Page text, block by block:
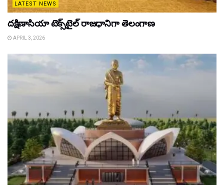
LATEST NEWS
దక్షిణాసియా టెక్స్‌టైల్ రాజధానిగా తెలంగాణ
APRIL 3, 2026